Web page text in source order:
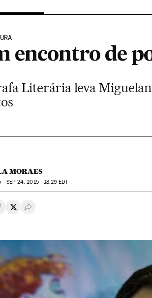
encontro de
Literária leva
MORAES
- SEP24, 2015 - 18:29 EDT
en Whatsapp
en Facebook
Compartir en Twitter
Desplegar Redes Sociales